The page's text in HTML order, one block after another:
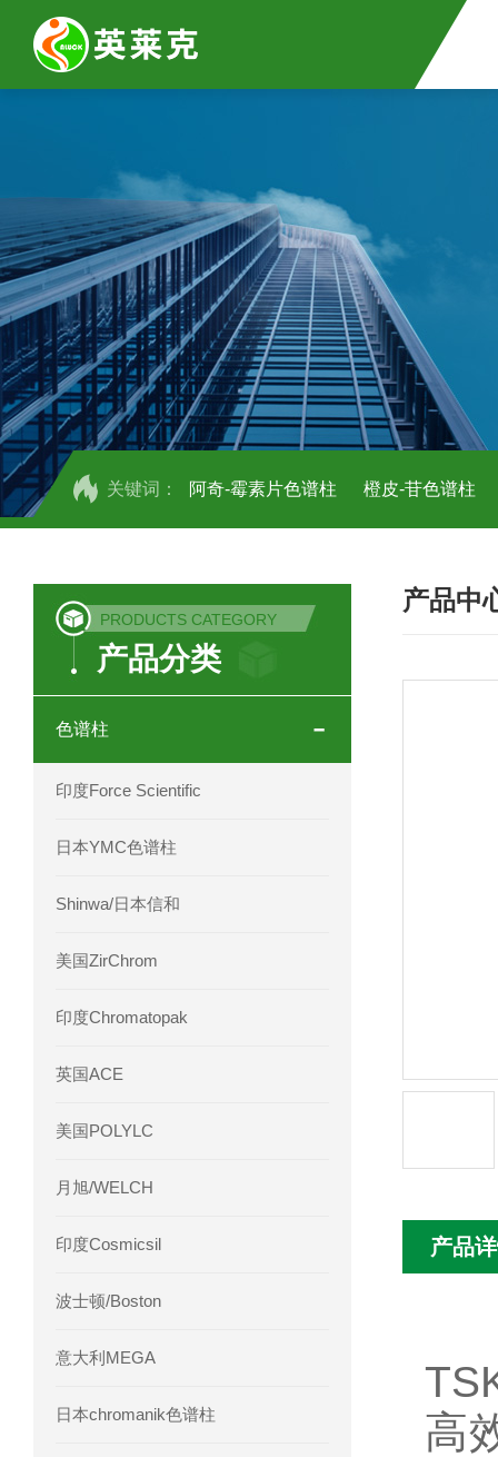
关键词： 阿奇-霉素片色谱柱 橙皮-苷色谱柱
COSMOSIL 1.8PBr五溴苯基色谱柱
菟丝子 柠檬黄色谱柱
印度Force Scientific Rubitas色谱柱
PRODUCTS CATEGORY
产品分类
色谱柱
印度Force Scientific
日本YMC色谱柱
Shinwa/日本信和
美国ZirChrom
印度Chromatopak
英国ACE
美国POLYLC
月旭/WELCH
印度Cosmicsil
波士顿/Boston
意大利MEGA
日本chromanik色谱柱
产品中
产品
高